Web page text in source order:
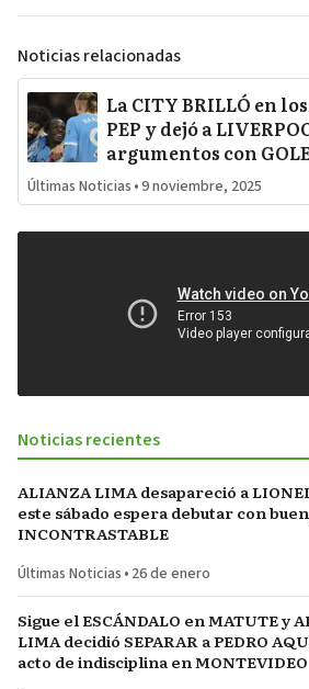
Noticias relacionadas
La CITY BRILLÓ en
PEP y dejó a
argumentos con
HAALAND,
Últimas Noticias •9 noviembre, 2025
Noticias recientes
ALIANZA LIMA desapareció a
este sábado espera debutar con
INCONTRASTABLE
Últimas Noticias • 26 de enero
Sigue el ESCÁNDALO en MATUTE y
LIMA decidió SEPARAR a PEDRO
acto de indisciplina en MONTEVIDEO